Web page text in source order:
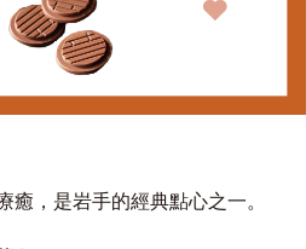
，是岩手的經典點心之一。